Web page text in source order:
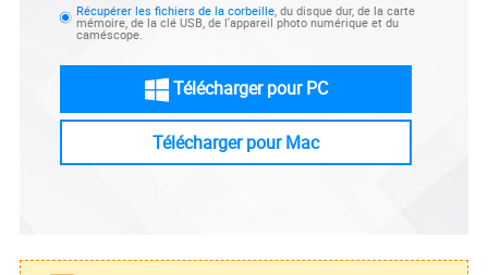
Récupérer les fichiers de la corbeille, du disque dur, de la carte
mémoire, de la clé USB, de l'appareil photo numérique et du
caméscope.
Télécharger pour PC
Télécharger pour Mac